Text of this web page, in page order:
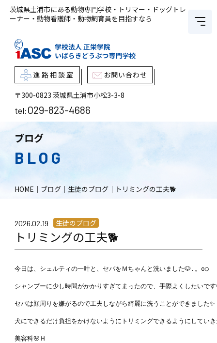
茨城県土浦市にある動物専門学校・トリマー・ドッグトレ
ーナー・動物看護師・動物飼育員を目指すなら
進路相談室 お問い合わせ
〒300-0823 茨城県土浦市小松3-3-8
tel:029-823-4686
ブログ
BLOG
HOME ｜ ブログ ｜ 生徒のブログ ｜ トリミングの工夫🐕
2026.02.19 生徒のブログ
トリミングの工夫🐕
今日は、シェルティの一叶と、セパをＭちゃんと洗いました🐶.。o○
シャンプーに少し時間がかかりすぎてまったので、手際よくしたいで
セパは顔周りを嫌がるので工夫しながら綺麗に洗うことができました✨
犬にできるだけ負担をかけないようにトリミングできるようにしてい
美容科🌸Ｈ